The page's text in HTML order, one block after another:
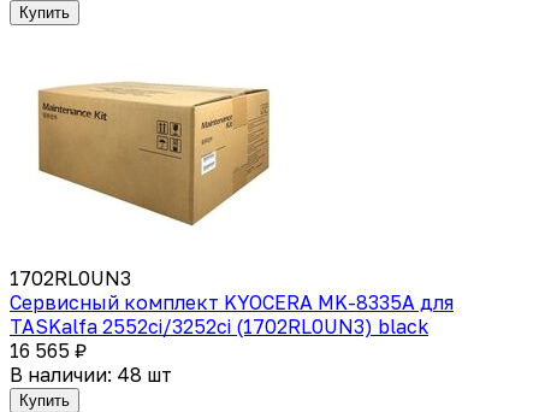
Купить
1702RL0UN3
Сервисный комплект KYOCERA MK-8335A для
TASKalfa 2552ci/3252ci (1702RL0UN3) black
16 565 ₽
В наличии: 48 шт
Купить